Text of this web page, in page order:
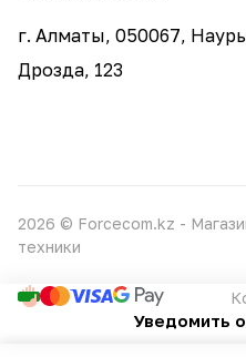
Уведомить
г. Алматы, 050067,
Дрозда, 123
2026 © Forcecom.kz -
техники